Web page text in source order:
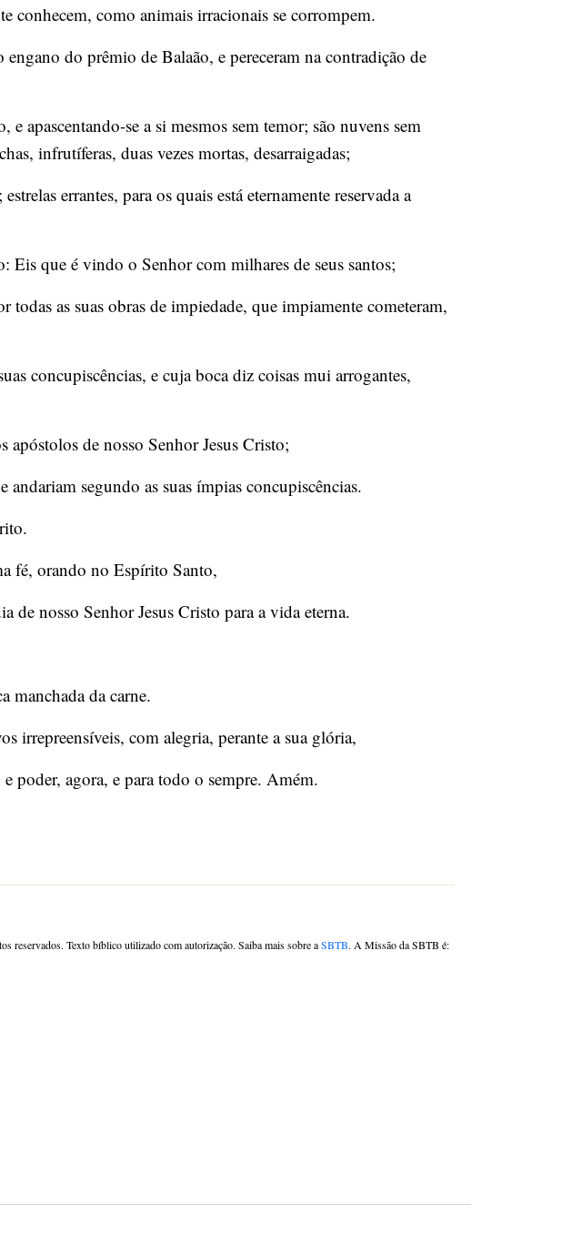
conhecem, como animais irracionais se corrompem.
do prêmio de Balaão, e pereceram na contradição de
e apascentando-se a si mesmos sem temor; são nuvens sem
infrutíferas, duas vezes mortas, desarraigadas;
errantes, para os quais está eternamente reservada a
que é vindo o Senhor com milhares de seus santos;
as suas obras de impiedade, que impiamente cometeram,
concupiscências, e cuja boca diz coisas mui arrogantes,
apóstolos de nosso Senhor Jesus Cristo;
segundo as suas ímpias concupiscências.
fé, orando no Espírito Santo,
de nosso Senhor Jesus Cristo para a vida eterna.
manchada da carne.
irrepreensíveis, com alegria, perante a sua glória,
poder, agora, e para todo o sempre. Amém.
Texto bíblico utilizado com autorização. Saiba mais sobre aSBTB. A Missão da SBTB é: